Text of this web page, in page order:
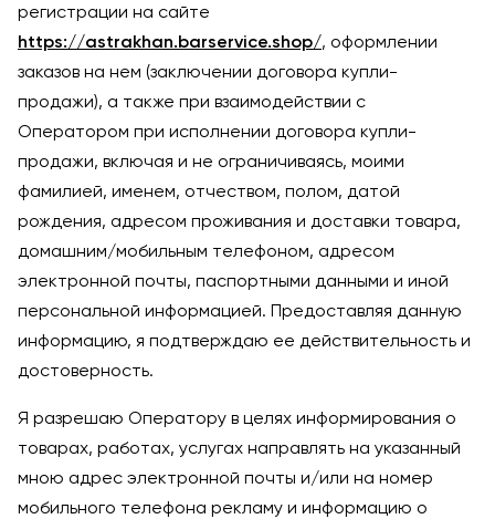
регистрации на сайте
https://astrakhan.barservice.shop/, оформлении
заказов на нем (заключении договора купли-
продажи), а также при взаимодействии с
Оператором при исполнении договора купли-
продажи, включая и не ограничиваясь, моими
фамилией, именем, отчеством, полом, датой
рождения, адресом проживания и доставки товара,
домашним/мобильным телефоном, адресом
электронной почты, паспортными данными и иной
персональной информацией. Предоставляя данную
информацию, я подтверждаю ее действительность и
достоверность.
Я разрешаю Оператору в целях информирования о
товарах, работах, услугах направлять на указанный
мною адрес электронной почты и/или на номер
мобильного телефона рекламу и информацию о